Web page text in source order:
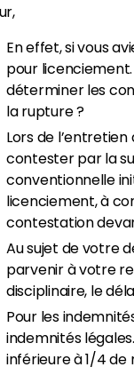
En effet, si vous
pour
déterminer les
la rupture ?
Lors de
contester par la
conventionnelle
licenciement, à
contestation
Au sujet de votre
parvenir à votre
disciplinaire, le
Pour les
indemnités
inférieure à 1/4 de